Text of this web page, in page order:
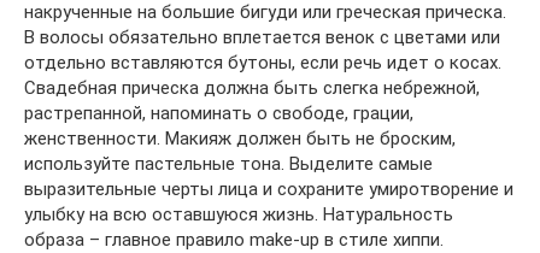
накрученные на большие бигуди или греческая прическа.
В волосы обязательно вплетается венок с цветами или
отдельно вставляются бутоны, если речь идет о косах.
Свадебная прическа должна быть слегка небрежной,
растрепанной, напоминать о свободе, грации,
женственности. Макияж должен быть не броским,
используйте пастельные тона. Выделите самые
выразительные черты лица и сохраните умиротворение и
улыбку на всю оставшуюся жизнь. Натуральность
образа – главное правило make-up в стиле хиппи.